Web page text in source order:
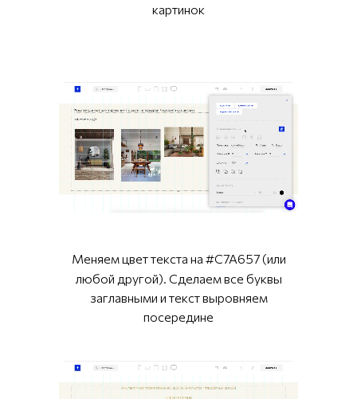
картинок
Меняем цвет текста на #C7A657 (или
любой другой). Сделаем все буквы
заглавными и текст выровняем
посередине